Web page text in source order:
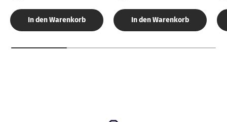
In den Warenkorb In den Warenkorb